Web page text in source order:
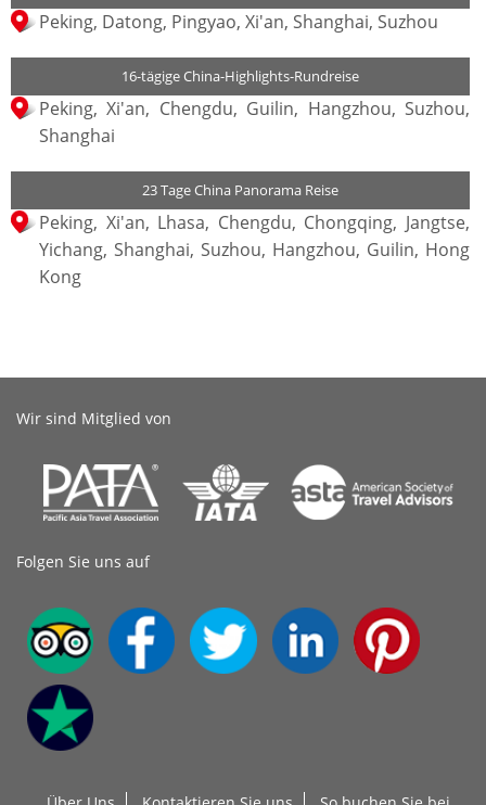
Peking, Datong, Pingyao, Xi'an, Shanghai, Suzhou
16-tägige China-Highlights-Rundreise
Peking, Xi'an, Chengdu, Guilin, Hangzhou, Suzhou,
Shanghai
23 Tage China Panorama Reise
Peking, Xi'an, Lhasa, Chengdu, Chongqing, Jangtse,
Yichang, Shanghai, Suzhou, Hangzhou, Guilin, Hong
Kong
Wir sind Mitglied von
Folgen Sie uns auf